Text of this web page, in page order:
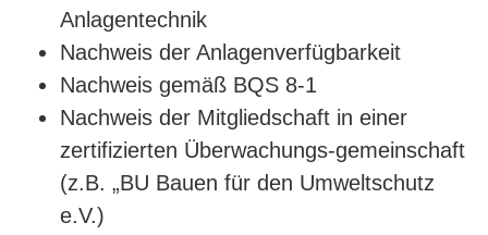
Anlagentechnik
Nachweis der Anlagenverfügbarkeit
Nachweis gemäß BQS 8-1
Nachweis der Mitgliedschaft in einer
zertifizierten Überwachungs-gemeinschaft
(z.B. „BU Bauen für den Umweltschutz
e.V.)